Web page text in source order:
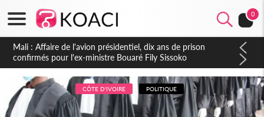
0
Nigeria : Le Togo et le Cameroun principaux acheteurs des
produits de la raffinerie Dangote en juillet
CÔTE D'IVOIRE POLITIQUE